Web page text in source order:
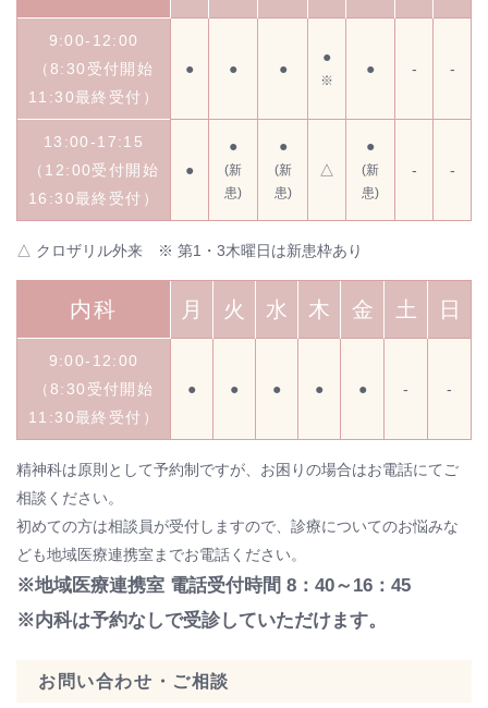
9:00-12:00
（8:30受付開始
11:30最終受付）
● ● ●
●
※
● - -
13:00-17:15
（12:00受付開始
16:30最終受付）
●
●
(新
患)
●
(新
患)
△
●
(新
患)
- -
△ クロザリル外来 ※ 第1・3木曜日は新患枠あり
内科 月 火 水 木 金 土 日
9:00-12:00
（8:30受付開始
11:30最終受付）
● ● ● ● ● - -
精神科は原則として予約制ですが、お困りの場合はお電話にてご
相談ください。
初めての方は相談員が受付しますので、診療についてのお悩みな
ども地域医療連携室までお電話ください。
※地域医療連携室 電話受付時間 8：40～16：45
※内科は予約なしで受診していただけます。
お問い合わせ・ご相談